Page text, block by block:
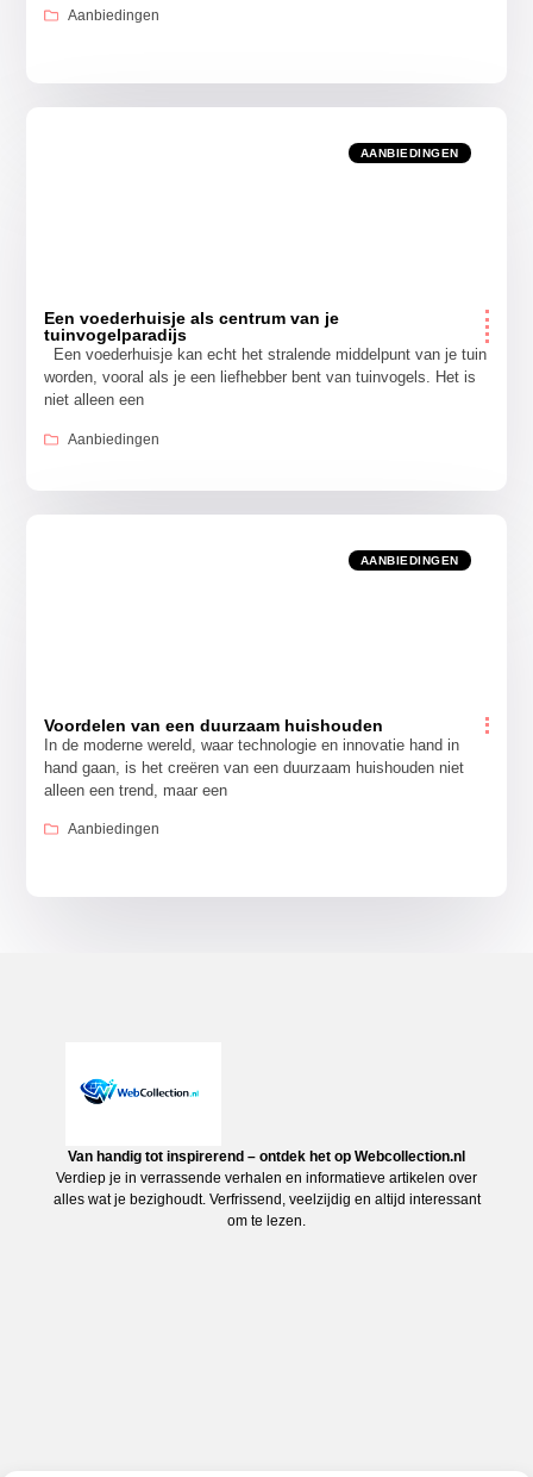
Aanbiedingen
AANBIEDINGEN
Een voederhuisje als centrum van je
tuinvogelparadijs
Een voederhuisje kan echt het stralende middelpunt van je tuin
worden, vooral als je een liefhebber bent van tuinvogels. Het is
niet alleen een
Aanbiedingen
AANBIEDINGEN
Voordelen van een duurzaam huishouden
In de moderne wereld, waar technologie en innovatie hand in
hand gaan, is het creëren van een duurzaam huishouden niet
alleen een trend, maar een
Aanbiedingen
Van handig tot inspirerend – ontdek het op Webcollection.nl
Verdiep je in verrassende verhalen en informatieve artikelen over
alles wat je bezighoudt. Verfrissend, veelzijdig en altijd interessant
om te lezen.